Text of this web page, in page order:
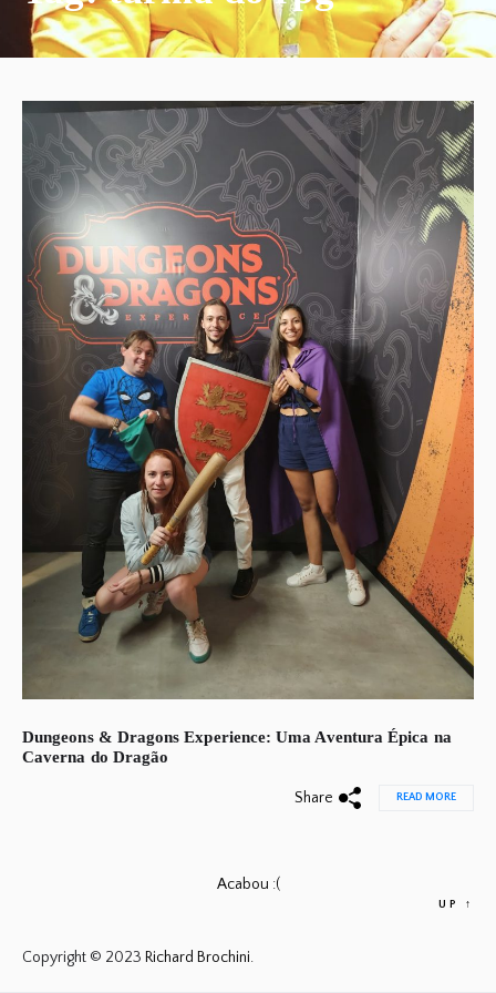
Dungeons & Dragons Experience: Uma Aventura Épica na
Caverna do Dragão
Share READ MORE
Acabou :(
Copyright © 2023 Richard Brochini.
UP ↑